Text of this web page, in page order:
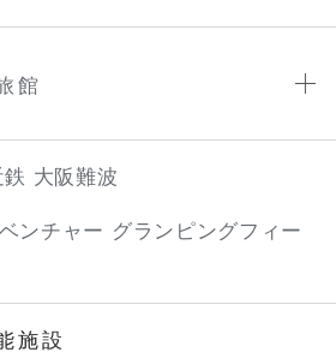
館
大阪難波
ンチャー グランピングフィー
施設